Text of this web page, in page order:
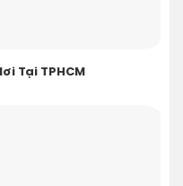
Tại TPHCM